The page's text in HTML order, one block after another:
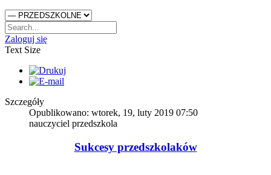
Zaloguj się
Text Size
Szczegóły
Opublikowano: wtorek, 19, luty 2019 07:50
nauczyciel przedszkola
Sukcesy przedszkolaków